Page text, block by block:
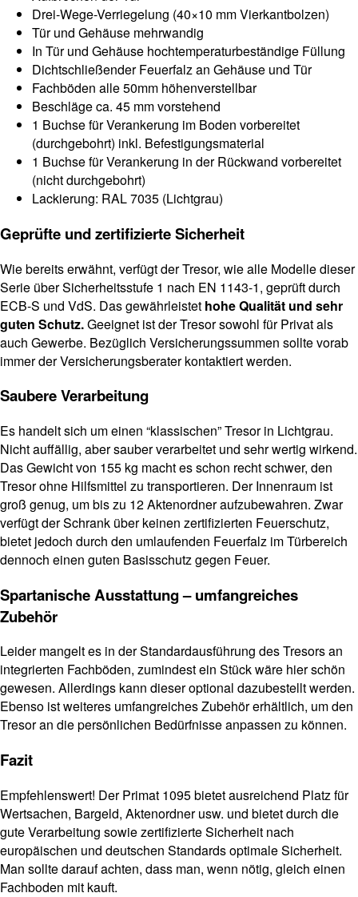
Drei-Wege-Verriegelung (40×10 mm Vierkantbolzen)
Tür und Gehäuse mehrwandig
In Tür und Gehäuse hochtemperaturbeständige Füllung
Dichtschließender Feuerfalz an Gehäuse und Tür
Fachböden alle 50mm höhenverstellbar
Beschläge ca. 45 mm vorstehend
1 Buchse für Verankerung im Boden vorbereitet
(durchgebohrt) inkl. Befestigungsmaterial
1 Buchse für Verankerung in der Rückwand vorbereitet
(nicht durchgebohrt)
Lackierung: RAL 7035 (Lichtgrau)
Geprüfte und zertifizierte Sicherheit
Wie bereits erwähnt, verfügt der Tresor, wie alle Modelle dieser
Serie über Sicherheitsstufe 1 nach EN 1143-1, geprüft durch
ECB-S und VdS. Das gewährleistet hohe Qualität und sehr
guten Schutz.Geeignet ist der Tresor sowohl für Privat als
auch Gewerbe. Bezüglich Versicherungssummen sollte vorab
immer der Versicherungsberater kontaktiert werden.
Saubere Verarbeitung
Es handelt sich um einen “klassischen” Tresor in Lichtgrau.
Nicht auffällig, aber sauber verarbeitet und sehr wertig wirkend.
Das Gewicht von 155 kg macht es schon recht schwer, den
Tresor ohne Hilfsmittel zu transportieren. Der Innenraum ist
groß genug, um bis zu 12 Aktenordner aufzubewahren. Zwar
verfügt der Schrank über keinen zertifizierten Feuerschutz,
bietet jedoch durch den umlaufenden Feuerfalz im Türbereich
dennoch einen guten Basisschutz gegen Feuer.
Spartanische Ausstattung – umfangreiches
Zubehör
Leider mangelt es in der Standardausführung des Tresors an
integrierten Fachböden, zumindest ein Stück wäre hier schön
gewesen. Allerdings kann dieser optional dazubestellt werden.
Ebenso ist weiteres umfangreiches Zubehör erhältlich, um den
Tresor an die persönlichen Bedürfnisse anpassen zu können.
Fazit
Empfehlenswert! Der Primat 1095 bietet ausreichend Platz für
Wertsachen, Bargeld, Aktenordner usw. und bietet durch die
gute Verarbeitung sowie zertifizierte Sicherheit nach
europäischen und deutschen Standards optimale Sicherheit.
Man sollte darauf achten, dass man, wenn nötig, gleich einen
Fachboden mit kauft.